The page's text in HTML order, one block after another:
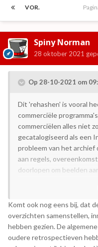
VOR.
Spiny Norman
28 oktober 2021
Op 28-10-2021 om
Dit 'rehashen' is vooral
commerciële
commerciëlen alles niet
gecatalogiseerd als een
probleem van het archief
aan regels,
doorlopen om beelden
Tegelijkertijd maak ik mij
van archieven met
banden overal en
worden ingeladen en die
Komt ook nog eens bij, dat
overzichten samenstellen,
hebben gezien. De
oudere retrospectieven